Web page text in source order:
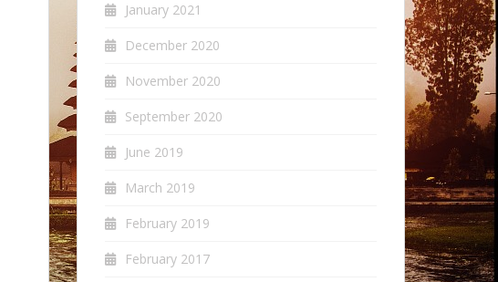
January 2021
December 2020
November 2020
September 2020
June 2019
March 2019
February 2019
February 2017